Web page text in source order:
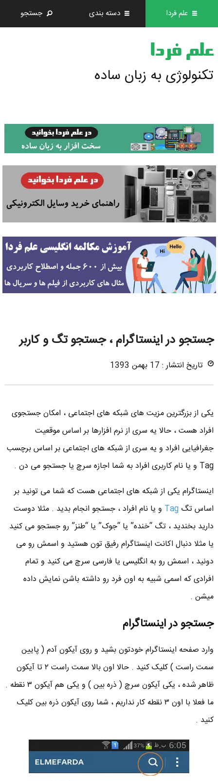
علم فردا دسته بندی جستجو
علم فردا
تکنولوژی به زبان ساده
جستجو در اینستاگرام ، جستجو تگ و کاربر
تاریخ انتشار : 17 بهمن 1393
یکی از بزرگترین مزیت های شبکه های اجتماعی ، امکان جستجوی
افراد هست ، حالا یه سری از نرم افزارها بر اساس موقعیت
جغرافیایی افراد و یه سری از شبکه های اجتماعی بر اساس برچسب
Tag و یا نام کاربری افراد به شما اجازه سرچ یا جستجو می دن .
اینستاگرام یکی از شبکه های اجتماعی هست که شما می تونید بر
اساس تگ Tag و یا نام افراد ، جستجو انجام بدید . مثلا دوست
دارید بخندید ، تگ “خنده” یا “جوک” یا “طنز” رو جستجو می کنید
یا مثلا دنبال اکانت اینستاگرام رفیق تون هستید و اسمش رو می
دونید ، اسمش رو به انگلیسی یا فارسی سرچ می کنید و تمام
افرادی که اسمی شبیه به اون فرد رو داشته باشن نمایش داده
میشن .
جستجو در اینستاگرام
وارد صفحه اینستاگرام خودتون بشید و روی آیکون آدم ( پایین
سمت راست ) کلیک کنید . حالا اون بالا سمت راست ۲ تا آیکون
ظاهر شده ، یکی آیکون سرچ ( ذره بین ) و یکی هم آیکون ۳ نقطه .
ما فعلا با اون ۳ نقطه کار نداریم ، شما روی آیکون ذره بین کلیک
کنید .